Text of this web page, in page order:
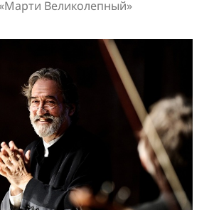
Великолепный»